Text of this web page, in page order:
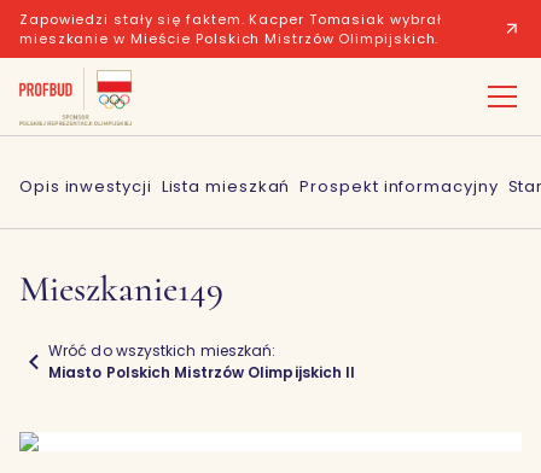
Zapowiedzi stały się faktem. Kacper Tomasiak wybrał
mieszkanie w Mieście Polskich Mistrzów Olimpijskich.
Opis inwestycji Lista mieszkań Prospekt informacyjny
Mieszkanie149
Wróć do wszystkich mieszkań:
Miasto Polskich Mistrzów Olimpijskich II